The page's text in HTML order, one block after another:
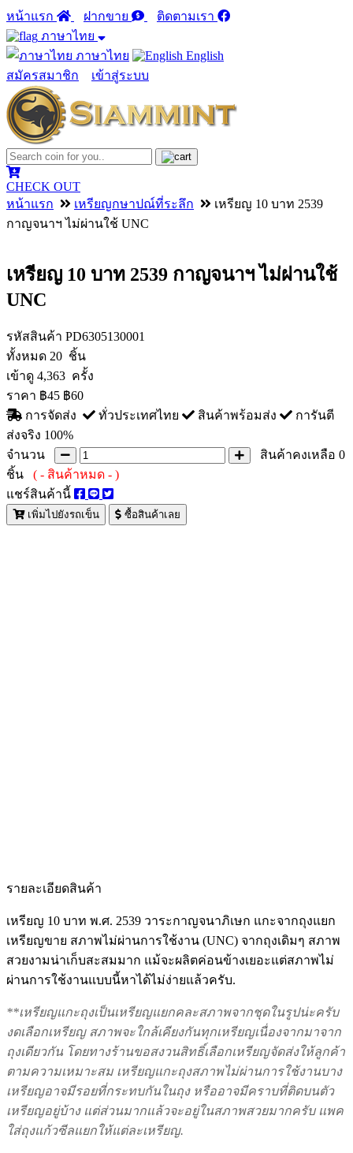
หน้าแรก ฝากขาย
ติดตามเรา
ภาษาไทย
ภาษาไทย
English
สมัครสมาชิก
เข้าสู่ระบบ
CHECK OUT
หน้าแรก
เหรียญกษาปณ์ที่ระลึก
เหรียญ 10 บาท 2539
กาญจนาฯ ไม่ผ่านใช้ UNC
เหรียญ 10 บาท 2539 กาญจนาฯ ไม่ผ่านใช้
UNC
รหัสสินค้า PD6305130001
ทั้งหมด 20 ชิ้น
เข้าดู 4,363 ครั้ง
ราคา ฿45 ฿60
การจัดส่ง
ทั่วประเทศไทย สินค้าพร้อมส่ง
การันตี
ส่งจริง 100%
จำนวน
สินค้าคงเหลือ 0
ชิ้น ( - สินค้าหมด - )
แชร์สินค้านี้
เพิ่มไปยังรถเข็น ซื้อสินค้าเลย
รายละเอียดสินค้า
เหรียญ 10 บาท พ.ศ. 2539 วาระกาญจนาภิเษก แกะจากถุงแยก
เหรียญขาย สภาพไม่ผ่านการใช้งาน (UNC) จากถุงเดิมๆ สภาพ
สวยงามน่าเก็บสะสมมาก แม้จะผลิตค่อนข้างเยอะแต่สภาพไม่
ผ่านการใช้งานแบบนี้หาได้ไม่ง่ายแล้วครับ.
**เหรียญแกะถุงเป็นเหรียญแยกคละสภาพจากชุดในรูปน่ะครับ
งดเลือกเหรียญ สภาพจะใกล้เคียงกันทุกเหรียญเนื่องจากมาจาก
ถุงเดียวกัน โดยทางร้านขอสงวนสิทธิ์เลือกเหรียญจัดส่งให้ลูกค้า
ตามความเหมาะสม เหรียญแกะถุงสภาพไม่ผ่านการใช้งานบาง
เหรียญอาจมีรอยที่กระทบกันในถุง หรืออาจมีคราบที่ติดบนตัว
เหรียญอยู่บ้าง แต่ส่วนมากแล้วจะอยู่ในสภาพสวยมากครับ แพค
ใส่ถุงแก้วซีลแยกให้แต่ละเหรียญ.